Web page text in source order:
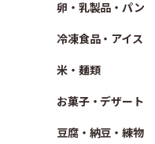
卵・乳製品・パン
冷凍食品・アイス
米・麺類
お菓子・デザート
豆腐・納豆・練物